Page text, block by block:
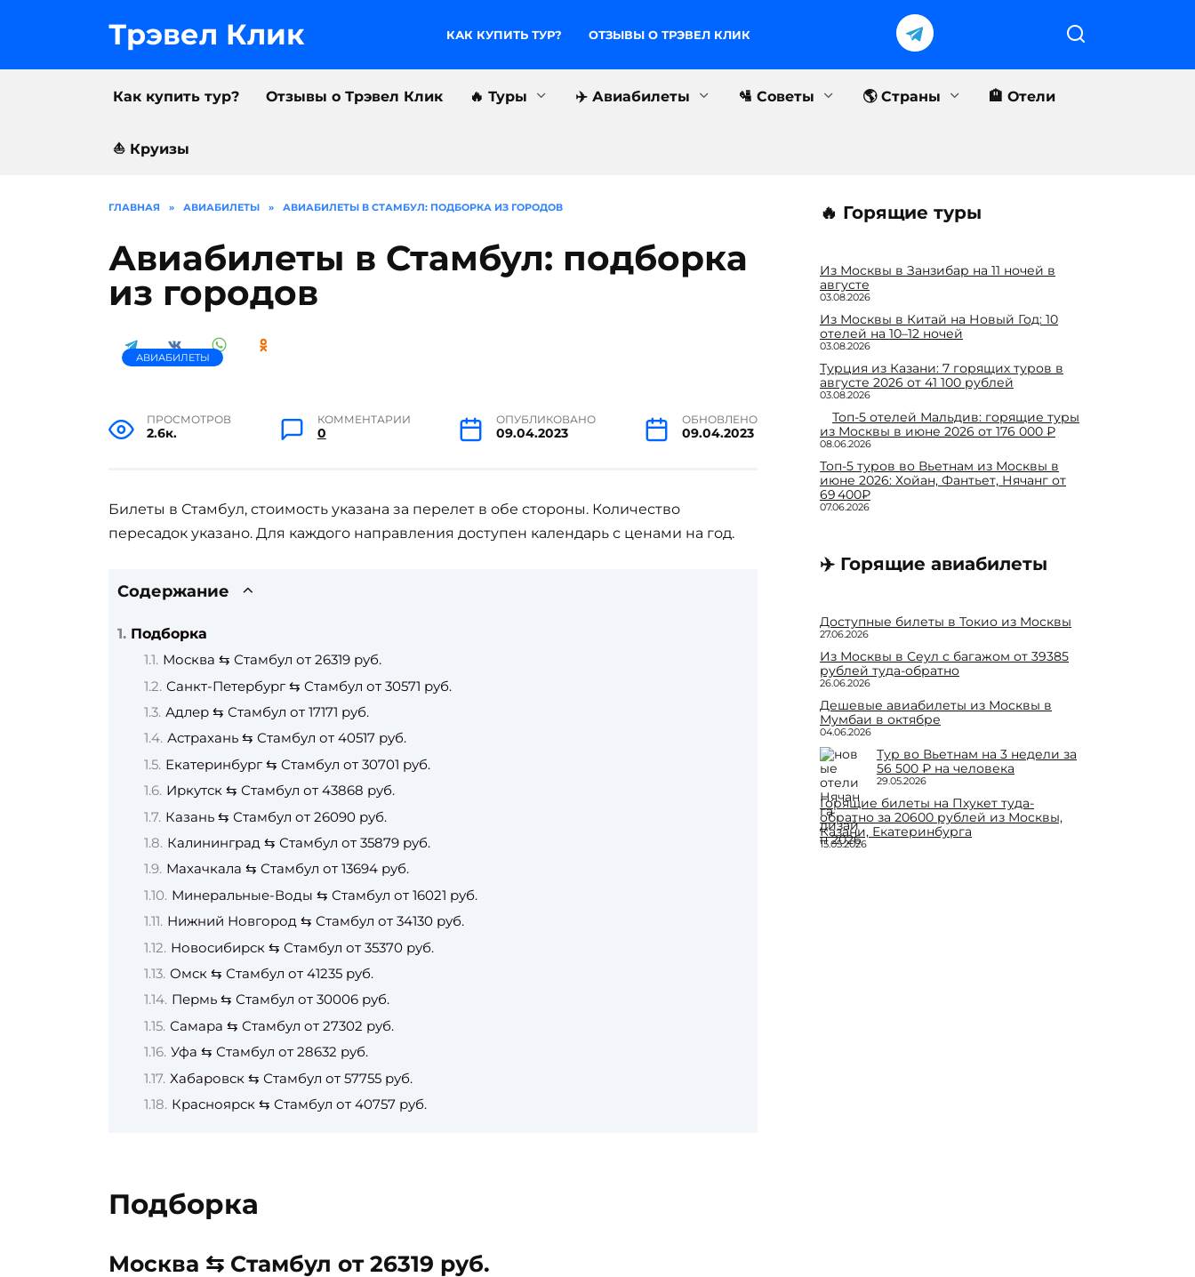
Трэвел Клик КАК КУПИТЬ ТУР? ОТЗЫВЫ О ТРЭВЕЛ КЛИК
Как купить тур? Отзывы о Трэвел Клик 🔥 Туры ✈️ Авиабилеты 🛂 Советы 🌎 Страны 🏨 Отели
⛵️ Круизы
ГЛАВНАЯ » АВИАБИЛЕТЫ » АВИАБИЛЕТЫ В СТАМБУЛ: ПОДБОРКА ИЗ ГОРОДОВ
Авиабилеты в Стамбул: подборка
из городов
АВИАБИЛЕТЫ
ПРОСМОТРОВ
2.6к.
КОММЕНТАРИИ
0
ОПУБЛИКОВАНО
09.04.2023
ОБНОВЛЕНО
09.04.2023
Билеты в Стамбул, стоимость указана за перелет в обе стороны. Количество
пересадок указано. Для каждого направления доступен календарь с ценами на год.
Содержание
Подборка
Москва ⇆ Стамбул от 26319 руб.
Санкт-Петербург ⇆ Стамбул от 30571 руб.
Адлер ⇆ Стамбул от 17171 руб.
Астрахань ⇆ Стамбул от 40517 руб.
Екатеринбург ⇆ Стамбул от 30701 руб.
Иркутск ⇆ Стамбул от 43868 руб.
Казань ⇆ Стамбул от 26090 руб.
Калининград ⇆ Стамбул от 35879 руб.
Махачкала ⇆ Стамбул от 13694 руб.
Минеральные-Воды ⇆ Стамбул от 16021 руб.
Нижний Новгород ⇆ Стамбул от 34130 руб.
Новосибирск ⇆ Стамбул от 35370 руб.
Омск ⇆ Стамбул от 41235 руб.
Пермь ⇆ Стамбул от 30006 руб.
Самара ⇆ Стамбул от 27302 руб.
Уфа ⇆ Стамбул от 28632 руб.
Хабаровск ⇆ Стамбул от 57755 руб.
Красноярск ⇆ Стамбул от 40757 руб.
Подборка
Москва ⇆ Стамбул от 26319 руб.
🔥 Горящие туры
Из Москвы в Занзибар на 11 ночей в
августе
03.08.2026
Из Москвы в Китай на Новый Год: 10
отелей на 10–12 ночей
03.08.2026
Турция из Казани: 7 горящих туров в
августе 2026 от 41 100 рублей
03.08.2026
Топ-5 отелей Мальдив: горящие туры
из Москвы в июне 2026 от 176 000 ₽
08.06.2026
Топ-5 туров во Вьетнам из Москвы в
июне 2026: Хойан, Фантьет, Нячанг от
69 400₽
07.06.2026
✈️ Горящие авиабилеты
Доступные билеты в Токио из Москвы
27.06.2026
Из Москвы в Сеул с багажом от 39385
рублей туда-обратно
26.06.2026
Дешевые авиабилеты из Москвы в
Мумбаи в октябре
04.06.2026
Тур во Вьетнам на 3 недели за
56 500 ₽ на человека
29.05.2026
Горящие билеты на Пхукет туда-
обратно за 20600 рублей из Москвы,
Казани, Екатеринбурга
15.05.2026